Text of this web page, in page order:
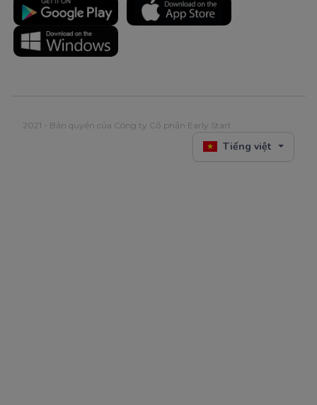
2021 - Bản quyền của Công ty Cổ phần Early Start
Tiếng việt